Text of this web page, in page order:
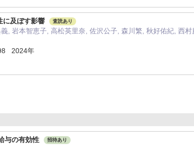
に及ぼす影響 査読あり
, 岩本智恵子, 高松英里奈, 佐沢公子, 森川繁, 秋好佑紀, 西
2024年
与の有効性 招待あり